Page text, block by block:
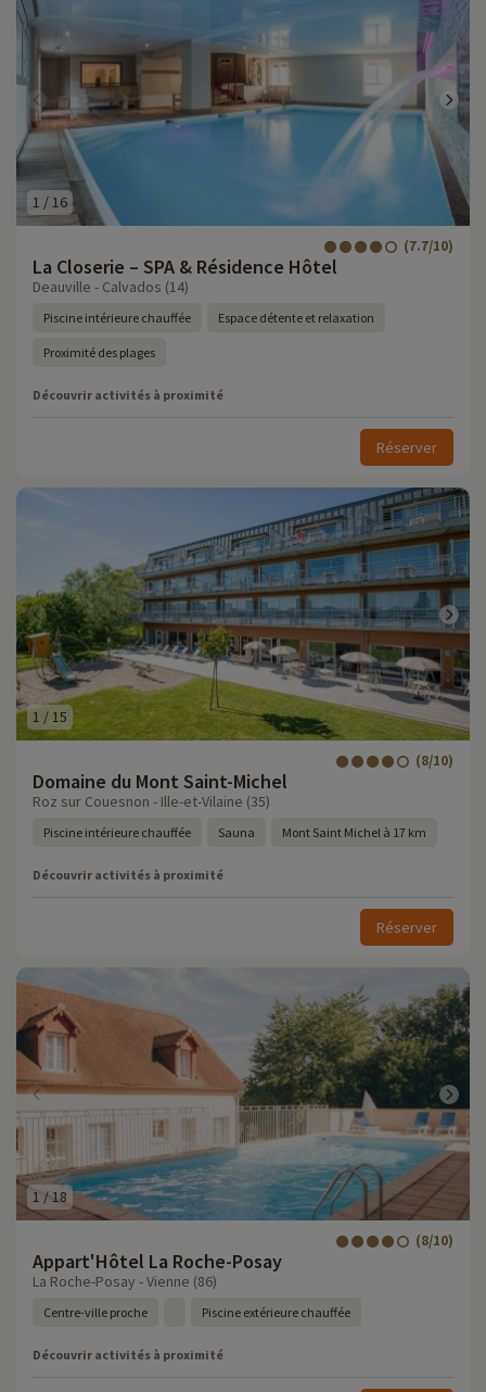
1 /16
La Closerie – SPA & Résidence Hôtel
(7.7/10)
Deauville - Calvados (14)
Piscine intérieure chauffée Espace détente et relaxation
Proximité des plages
Découvrir activités à proximité
Réserver
1 / 15
Domaine du Mont Saint-Michel
(8/10)
Roz sur Couesnon - Ille-et-Vilaine (35)
Piscine intérieure chauffée Sauna Mont Saint Michel à 17 km
Découvrir activités à proximité
Réserver
1 /18
Appart'Hôtel La Roche-Posay
(8/10)
La Roche-Posay - Vienne (86)
Centre-ville proche Piscine extérieure chauffée
Découvrir activités à proximité